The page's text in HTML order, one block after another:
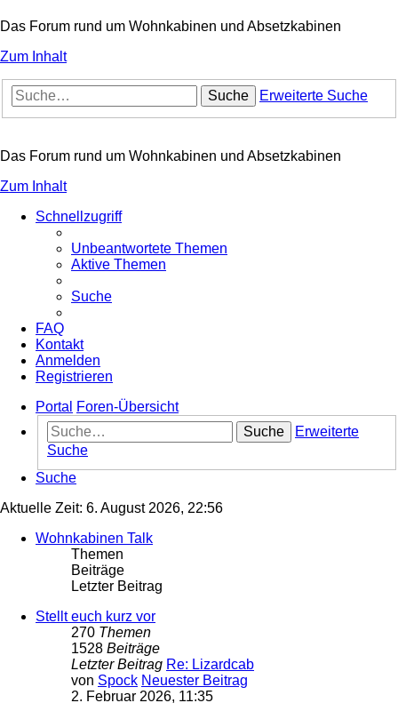
Das Forum rund um Wohnkabinen und Absetzkabinen
Zum Inhalt
Suche Erweiterte Suche
Das Forum rund um Wohnkabinen und Absetzkabinen
Zum Inhalt
Schnellzugriff
Unbeantwortete Themen
Aktive Themen
Suche
FAQ
Kontakt
Anmelden
Registrieren
Portal
Foren-Übersicht
Suche
Erweiterte
Suche
Suche
Aktuelle Zeit: 6. August 2026, 22:56
Wohnkabinen Talk
Themen
Beiträge
Letzter Beitrag
Stellt euch kurz vor
270 Themen
1528 Beiträge
Letzter Beitrag Re: Lizardcab
von Spock Neuester Beitrag
2. Februar 2026, 11:35